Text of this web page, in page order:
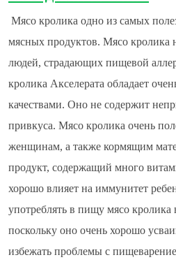
Мясо кролика одно из самых
мясных продуктов. Мясо кролика
людей, страдающих пищевой
кролика Акселерата обладает
качествами. Оно не содержит
привкуса. Мясо кролика очень
женщинам, а также кормящим
продукт, содержащий много
хорошо влияет на иммунитет
употреблять в пищу мясо кролика
поскольку оно очень хорошо
избежать проблемы с